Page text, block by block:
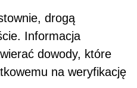
drogą
Informacja
dowody, które
na weryfikację